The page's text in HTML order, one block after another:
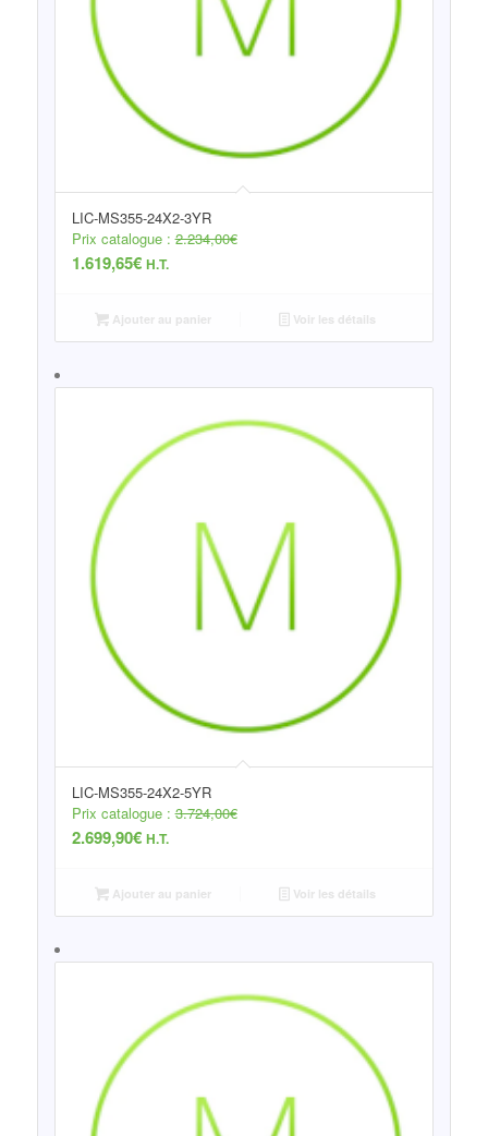
LIC-MS355-24X2-3YR
Prix catalogue :2.234,00€
1.619,65€ H.T.
Ajouter au panier Voir les détails
LIC-MS355-24X2-5YR
Prix catalogue :3.724,00€
2.699,90€ H.T.
Ajouter au panier Voir les détails